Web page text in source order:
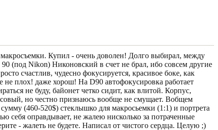
Купил - очень доволен! Долго выбирал, между
(под Nikon) Никоновский в счет не брал, ибо совсем другие
счастлив, чудесно фокусируется, красивое боке, как
не плох! даже хорош! На D90 автофокусировка работает
не буду, байонет четко сидит, как влитой. Корпус,
но честно признаюсь вообще не смущает. Вобщем
(460-520$) стеклышко для макросьемки (1:1) и портрета
себя оправдывает, не жалею нисколько за потраченные
- жалеть не будете. Написал от чистого сердца. Целую ;)